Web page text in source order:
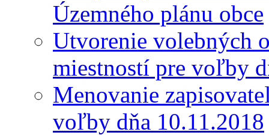
Územného plánu obce
Utvorenie volebných
miestností pre voľby
Menovanie
voľby dňa 10.11.2018